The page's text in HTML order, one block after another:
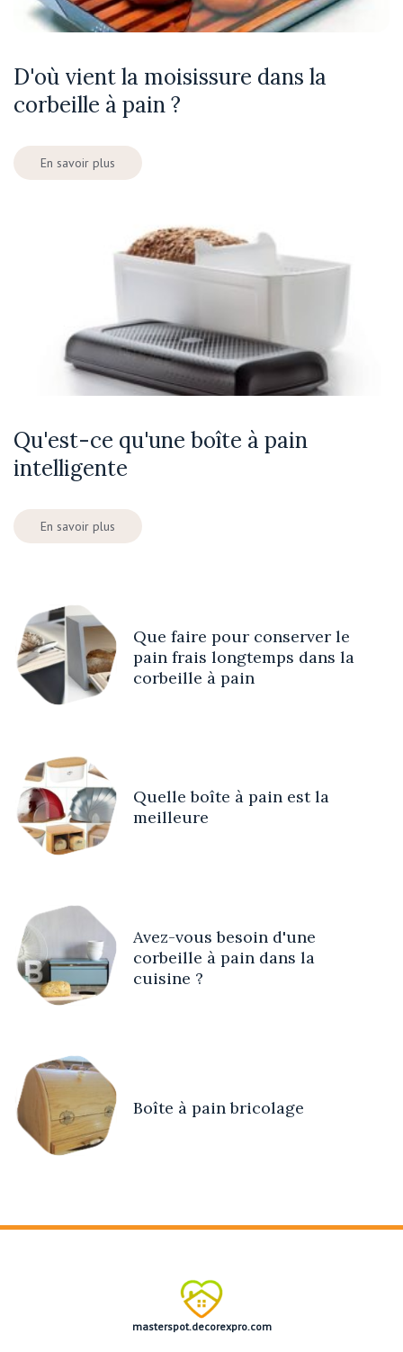
D'où vient la moisissure dans la
corbeille à pain ?
En savoir plus
Qu'est-ce qu'une boîte à pain
intelligente
En savoir plus
Que faire pour conserver le
pain frais longtemps dans la
corbeille à pain
Quelle boîte à pain est la
meilleure
Avez-vous besoin d'une
corbeille à pain dans la
cuisine ?
Boîte à pain bricolage
masterspot.decorexpro.com